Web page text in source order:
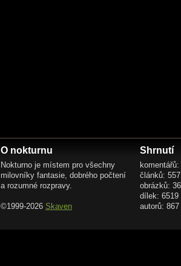
O nokturnu
Nokturno je místem pro všechny
milovníky fantasie, dobrého počtení
a rozumné rozpravy.
©1999-2026 Skaven
Shrnutí
článků: 557
obrázků:
dílek: 6519
autorů: 867